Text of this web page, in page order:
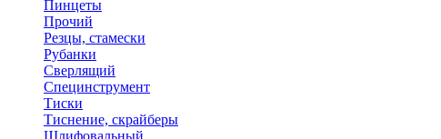
Пинцеты
Прочий
Резцы, стамески
Рубанки
Сверлящий
Специнструмент
Тиски
Тиснение, скрайберы
Шлифовальный